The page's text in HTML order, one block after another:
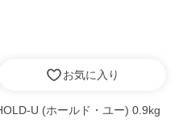
お気に入り
U (ホールド・ユー) 0.9kg